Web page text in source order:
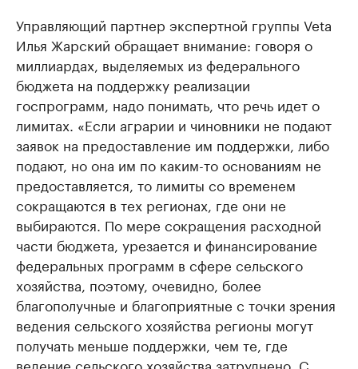
Управляющий партнер экспертной группы Veta
Илья Жарский обращает внимание: говоря о
миллиардах, выделяемых из федерального
бюджета на поддержку реализации
госпрограмм, надо понимать, что речь идет о
лимитах. «Если аграрии и чиновники не подают
заявок на предоставление им поддержки, либо
подают, но она им по каким-то основаниям не
предоставляется, то лимиты со временем
сокращаются в тех регионах, где они не
выбираются. По мере сокращения расходной
части бюджета, урезается и финансирование
федеральных программ в сфере сельского
хозяйства, поэтому, очевидно, более
благополучные и благоприятные с точки зрения
ведения сельского хозяйства регионы могут
получать меньше поддержки, чем те, где
ведение сельского хозяйства затруднено. С